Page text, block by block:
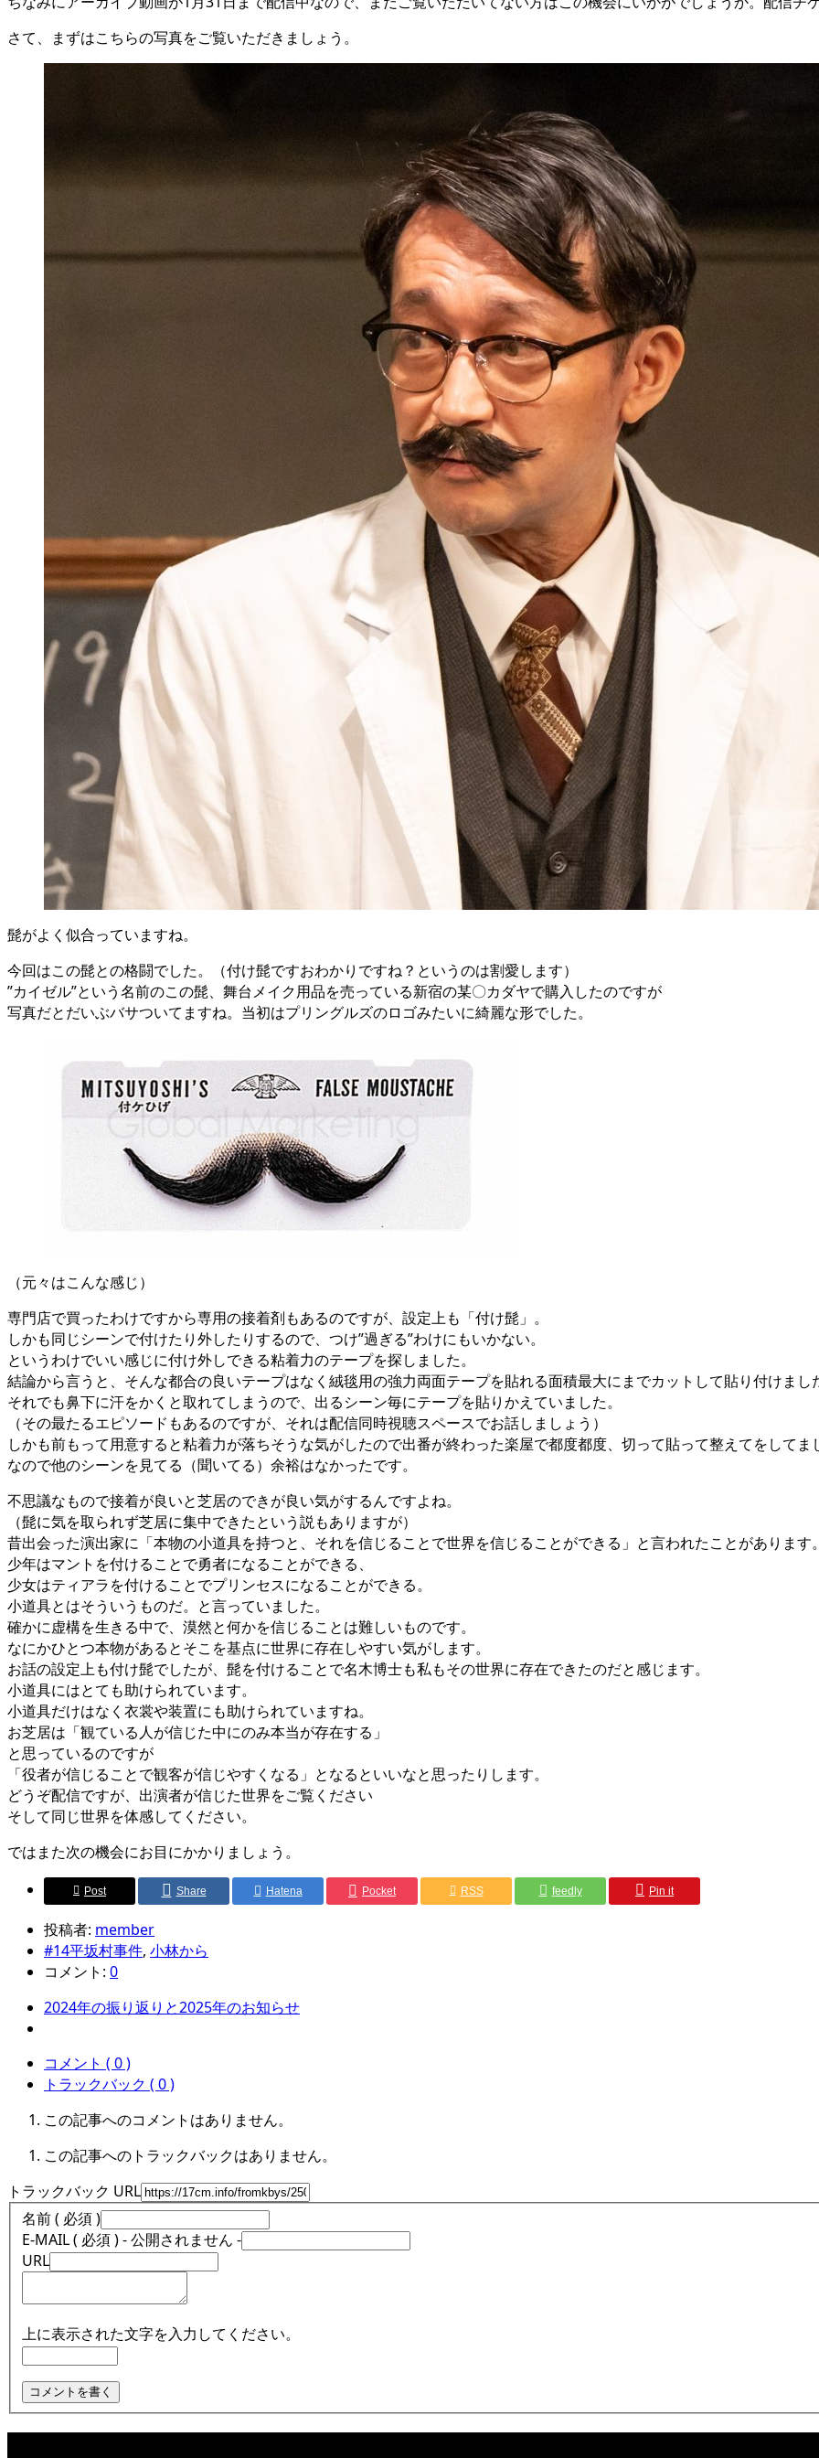
さて、まずはこちらの写真をご覧いただきましょう。
髭がよく似合っていますね。
今回はこの髭との格闘でした。（付け髭ですおわかりですね？というのは割愛します）
”カイゼル”という名前のこの髭、舞台メイク用品を売っている新宿の某〇カダヤで購入したのですが
写真だとだいぶバサついてますね。当初はプリングルズのロゴみたいに綺麗な形でした。
（元々はこんな感じ）
専門店で買ったわけですから専用の接着剤もあるのですが、設定上も「付け髭」。
しかも同じシーンで付けたり外したりするので、つけ”過ぎる”わけにもいかない。
というわけでいい感じに付け外しできる粘着力のテープを探しました。
結論から言うと、そんな都合の良いテープはなく絨毯用の強力両面テープを貼れる面積最大にまでカットして貼り付けまし
それでも鼻下に汗をかくと取れてしまうので、出るシーン毎にテープを貼りかえていました。
（その最たるエピソードもあるのですが、それは配信同時視聴スペースでお話しましょう）
しかも前もって用意すると粘着力が落ちそうな気がしたので出番が終わった楽屋で都度都度、切って貼って整えてをしてま
なので他のシーンを見てる（聞いてる）余裕はなかったです。
不思議なもので接着が良いと芝居のできが良い気がするんですよね。
（髭に気を取られず芝居に集中できたという説もありますが）
昔出会った演出家に「本物の小道具を持つと、それを信じることで世界を信じることができる」と言われたことがあります。
少年はマントを付けることで勇者になることができる、
少女はティアラを付けることでプリンセスになることができる。
小道具とはそういうものだ。と言っていました。
確かに虚構を生きる中で、漠然と何かを信じることは難しいものです。
なにかひとつ本物があるとそこを基点に世界に存在しやすい気がします。
お話の設定上も付け髭でしたが、髭を付けることで名木博士も私もその世界に存在できたのだと感じます。
小道具にはとても助けられています。
小道具だけはなく衣裳や装置にも助けられていますね。
お芝居は「観ている人が信じた中にのみ本当が存在する」
と思っているのですが
「役者が信じることで観客が信じやすくなる」となるといいなと思ったりします。
どうぞ配信ですが、出演者が信じた世界をご覧ください
そして同じ世界を体感してください。
ではまた次の機会にお目にかかりましょう。
Post Share Hatena Pocket RSS feedly Pin it
投稿者: member
#14平坂村事件, 小林から
コメント: 0
2024年の振り返りと2025年のお知らせ
コメント ( 0 )
トラックバック ( 0 )
この記事へのコメントはありません。
この記事へのトラックバックはありません。
トラックバック URL
名前 ( 必須 )
E-MAIL ( 必須 ) - 公開されません -
URL
上に表示された文字を入力してください。